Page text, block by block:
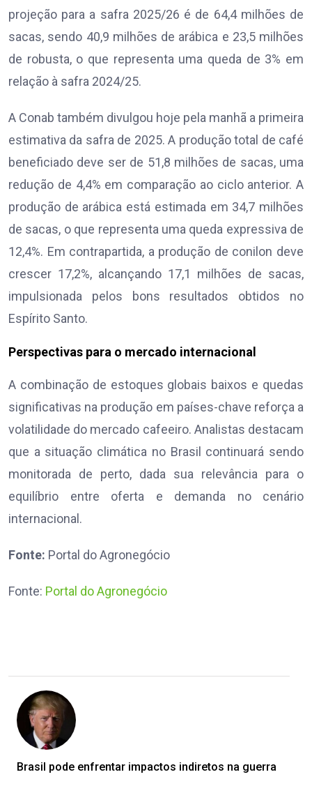
projeção para a safra 2025/26 é de 64,4 milhões de
sacas, sendo 40,9 milhões de arábica e 23,5 milhões
de robusta, o que representa uma queda de 3% em
relação à safra 2024/25.
A Conab também divulgou hoje pela manhã a primeira
estimativa da safra de 2025. A produção total de café
beneficiado deve ser de 51,8 milhões de sacas, uma
redução de 4,4% em comparação ao ciclo anterior. A
produção de arábica está estimada em 34,7 milhões
de sacas, o que representa uma queda expressiva de
12,4%. Em contrapartida, a produção de conilon deve
crescer 17,2%, alcançando 17,1 milhões de sacas,
impulsionada pelos bons resultados obtidos no
Espírito Santo.
Perspectivas para o mercado internacional
A combinação de estoques globais baixos e quedas
significativas na produção em países-chave reforça a
volatilidade do mercado cafeeiro. Analistas destacam
que a situação climática no Brasil continuará sendo
monitorada de perto, dada sua relevância para o
equilíbrio entre oferta e demanda no cenário
internacional.
Fonte: Portal do Agronegócio
Fonte: Portal do Agronegócio
Brasil pode enfrentar impactos indiretos na guerra